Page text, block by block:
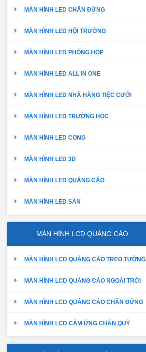
MÀN HÌNH LED CHÂN ĐỨNG
MÀN HÌNH LED HỘI TRƯỜNG
MÀN HÌNH LED PHÒNG HỌP
MÀN HÌNH LED ALL IN ONE
MÀN HÌNH LED NHÀ HÀNG TIỆC CƯỚI
MÀN HÌNH LED TRƯỜNG HỌC
MÀN HÌNH LED CONG
MÀN HÌNH LED 3D
MÀN HÌNH LED QUẢNG CÁO
MÀN HÌNH LED SÀN
MÀN HÌNH LCD QUẢNG CÁO
MÀN HÌNH LCD QUẢNG CÁO TREO TƯỜNG
MÀN HÌNH LCD QUẢNG CÁO NGOÀI TRỜI
MÀN HÌNH LCD QUẢNG CÁO CHÂN ĐỨNG
MÀN HÌNH LCD CẢM ỨNG CHÂN QUỲ